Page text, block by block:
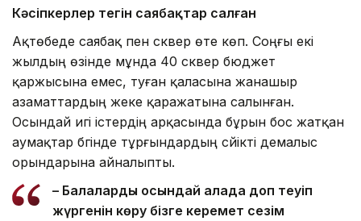
Кәсіпкерлер тегін саябақтар салған
Ақтөбеде саябақ пен сквер өте көп. Соңғы екі
жылдың өзінде мұнда 40 сквер бюджет
қаржысына емес, туған қаласына жанашыр
азаматтардың жеке қаражатына салынған.
Осындай игі істердің арқасында бұрын бос жатқан
аумақтар бүгінде тұрғындардың сүйікті демалыс
орындарына айналыпты.
– Балалардың осындай алаңда доп теуіп
жүргенін көру бізге керемет сезім